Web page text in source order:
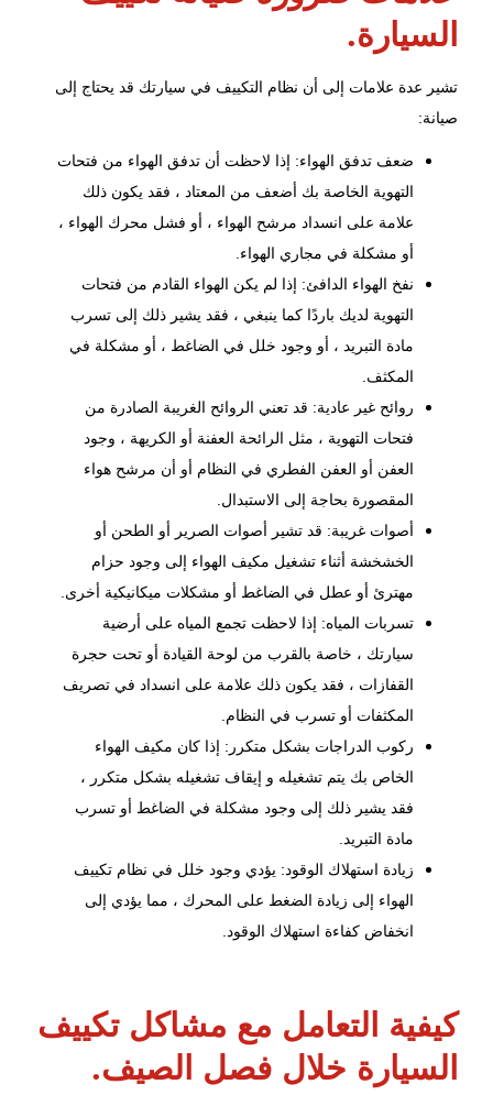
السيارة.
تشير عدة علامات إلى أن نظام التكييف في سيارتك قد يحتاج إلى
صيانة:
ضعف تدفق الهواء: إذا لاحظت أن تدفق الهواء من فتحات
التهوية الخاصة بك أضعف من المعتاد ، فقد يكون ذلك
علامة على انسداد مرشح الهواء ، أو فشل محرك الهواء ،
أو مشكلة في مجاري الهواء.
نفخ الهواء الدافئ: إذا لم يكن الهواء القادم من فتحات
التهوية لديك باردًا كما ينبغي ، فقد يشير ذلك إلى تسرب
مادة التبريد ، أو وجود خلل في الضاغط ، أو مشكلة في
المكثف.
روائح غير عادية: قد تعني الروائح الغريبة الصادرة من
فتحات التهوية ، مثل الرائحة العفنة أو الكريهة ، وجود
العفن أو العفن الفطري في النظام أو أن مرشح هواء
المقصورة بحاجة إلى الاستبدال.
أصوات غريبة: قد تشير أصوات الصرير أو الطحن أو
الخشخشة أثناء تشغيل مكيف الهواء إلى وجود حزام
مهترئ أو عطل في الضاغط أو مشكلات ميكانيكية أخرى.
تسربات المياه: إذا لاحظت تجمع المياه على أرضية
سيارتك ، خاصة بالقرب من لوحة القيادة أو تحت حجرة
القفازات ، فقد يكون ذلك علامة على انسداد في تصريف
المكثفات أو تسرب في النظام.
ركوب الدراجات بشكل متكرر: إذا كان مكيف الهواء
الخاص بك يتم تشغيله و إيقاف تشغيله بشكل متكرر ،
فقد يشير ذلك إلى وجود مشكلة في الضاغط أو تسرب
مادة التبريد.
زيادة استهلاك الوقود: يؤدي وجود خلل في نظام تكييف
الهواء إلى زيادة الضغط على المحرك ، مما يؤدي إلى
انخفاض كفاءة استهلاك الوقود.
كيفية التعامل مع مشاكل تكييف
السيارة خلال فصل الصيف.